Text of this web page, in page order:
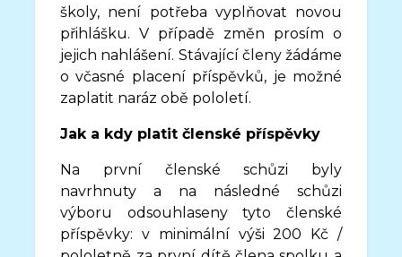
školy, není potřeba vyplňovat novou
přihlášku. V případě změn prosím o
jejich nahlášení. Stávající členy žádáme
o včasné placení příspěvků, je možné
zaplatit naráz obě pololetí.
Jak a kdy platit členské příspěvky
Na první členské schůzi byly
navrhnuty a na následné schůzi
výboru odsouhlaseny tyto členské
příspěvky: v minimální výši 200 Kč /